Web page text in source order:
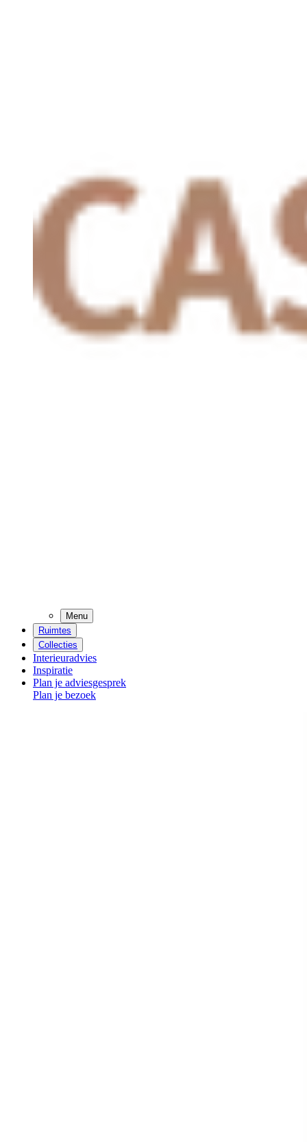
Menu
Ruimtes
Collecties
Interieuradvies
Inspiratie
Plan je adviesgesprek
Plan je bezoek